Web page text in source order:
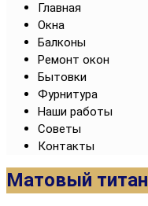
Главная
Окна
Балконы
Ремонт окон
Бытовки
Фурнитура
Наши работы
Советы
Контакты
Матовый титан